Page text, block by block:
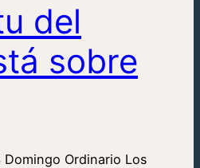
del
sobre
Ordinario Los